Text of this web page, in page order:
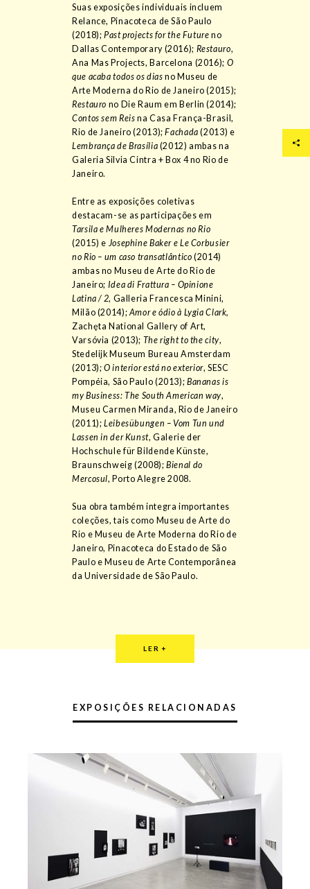
Suas exposições individuais incluem
Relance, Pinacoteca de São Paulo
(2018); Past projects for the Future no
Dallas Contemporary (2016); Restauro,
Ana Mas Projects, Barcelona (2016); O
que acaba todos os dias no Museu de
Arte Moderna do Rio de Janeiro (2015);
Restauro no Die Raum em Berlin (2014);
Contos sem Reis na Casa França-Brasil,
Rio de Janeiro (2013);Fachada(2013) e
Lembrança de Brasília (2012) ambas na
Galeria Silvia Cintra + Box 4 no Rio de
Janeiro.
Entre as exposições coletivas
destacam-se as participações em
Tarsila e Mulheres Modernas no Rio
(2015) e Josephine Baker e Le Corbusier
no Rio – um caso transatlântico (2014)
ambas no Museu de Arte do Rio de
Janeiro; Idea di Frattura – Opinione
Latina / 2, Galleria Francesca Minini,
Milão (2014);Amor e ódio à Lygia Clark,
Zachęta National Gallery of Art,
Varsóvia (2013); The right to the city,
Stedelijk Museum Bureau Amsterdam
(2013); O interior está no exterior, SESC
Pompéia, São Paulo (2013); Bananas is
my Business: The South American way,
Museu Carmen Miranda, Rio de Janeiro
(2011); Leibesübungen – Vom Tun und
Lassen in der Kunst, Galerie der
Hochschule für Bildende Künste,
Braunschweig (2008);Bienal do
Mercosul, Porto Alegre 2008.
Sua obra também integra importantes
coleções, tais como Museu de Arte do
Rio e Museu de Arte Moderna do Rio de
Janeiro, Pinacoteca do Estado de São
Paulo e Museu de Arte Contemporânea
da Universidade de São Paulo.
LER +
EXPOSIÇÕES RELACIONADAS